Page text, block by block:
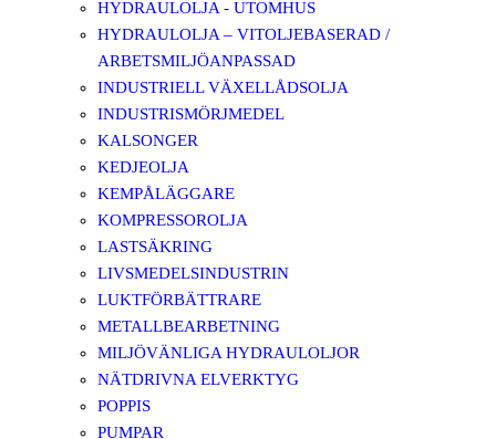
HYDRAULOLJA - UTOMHUS
HYDRAULOLJA – VITOLJEBASERAD /
ARBETSMILJÖANPASSAD
INDUSTRIELL VÄXELLÅDSOLJA
INDUSTRISMÖRJMEDEL
KALSONGER
KEDJEOLJA
KEMPÅLÄGGARE
KOMPRESSOROLJA
LASTSÄKRING
LIVSMEDELSINDUSTRIN
LUKTFÖRBÄTTRARE
METALLBEARBETNING
MILJÖVÄNLIGA HYDRAULOLJOR
NÄTDRIVNA ELVERKTYG
POPPIS
PUMPAR